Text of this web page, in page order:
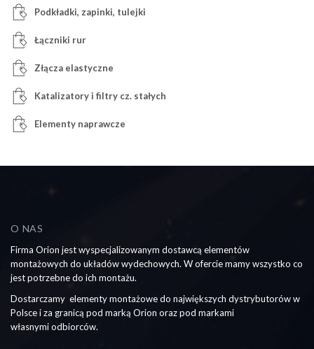
Podkładki, zapinki, tulejki
Łączniki rur
Złącza elastyczne
Katalizatory i filtry cz. stałych
Elementy naprawcze
O NAS
Firma Orion jest wyspecjalizowanym dostawcą elementów
montażowych do układów wydechowych. W ofercie mamy wszystko co
jest potrzebne do ich montażu.
Dostarczamy elementy montażowe do największych dystrybutorów w
Polsce i za granicą pod marką Orion oraz pod markami
własnymi odbiorców.